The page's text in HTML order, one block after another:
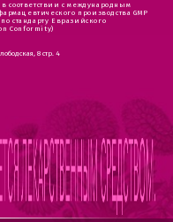
соответствии с международным
производства GMP
стандарту Евразийского
Conformity)
8 стр. 4